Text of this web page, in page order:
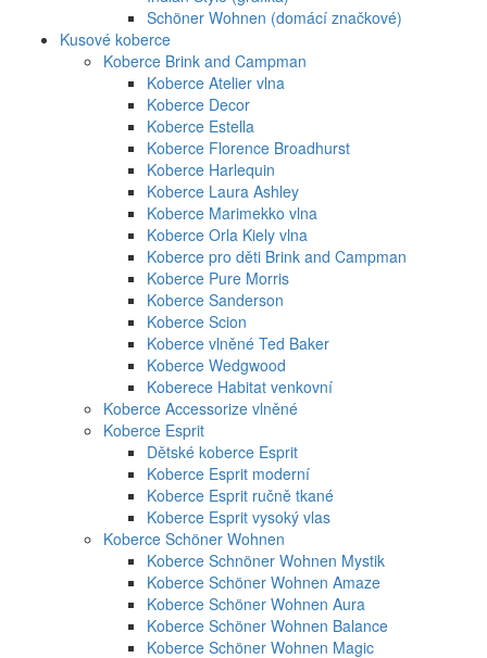
Schöner Wohnen (domácí značkové)
Kusové koberce
Koberce Brink and Campman
Koberce Atelier vlna
Koberce Decor
Koberce Estella
Koberce Florence Broadhurst
Koberce Harlequin
Koberce Laura Ashley
Koberce Marimekko vlna
Koberce Orla Kiely vlna
Koberce pro děti Brink and Campman
Koberce Pure Morris
Koberce Sanderson
Koberce Scion
Koberce vlněné Ted Baker
Koberce Wedgwood
Koberece Habitat venkovní
Koberce Accessorize vlněné
Koberce Esprit
Dětské koberce Esprit
Koberce Esprit moderní
Koberce Esprit ručně tkané
Koberce Esprit vysoký vlas
Koberce Schöner Wohnen
Koberce Schnöner Wohnen Mystik
Koberce Schöner Wohnen Amaze
Koberce Schöner Wohnen Aura
Koberce Schöner Wohnen Balance
Koberce Schöner Wohnen Magic